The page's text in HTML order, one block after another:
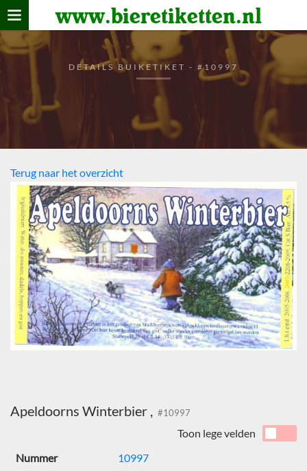
www.bieretiketten.nl
Home
verzamelen
De bierkaart
Bezoekers
DETAILS BUIKETIKET - #10997
Terug naar het overzicht
Apeldoorns Winterbier , #10997
Toon lege velden
Nummer
10997